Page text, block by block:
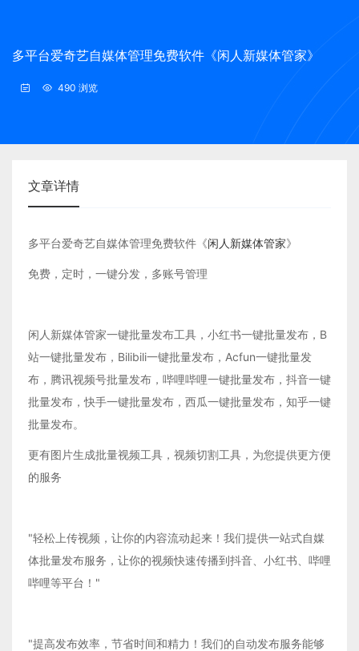
多平台爱奇艺自媒体管理免费软件《闲人新媒体管家》
490 浏览
文章详情
多平台爱奇艺自媒体管理免费软件《闲人新媒体管家》
免费，定时，一键分发，多账号管理
闲人新媒体管家一键批量发布工具，小红书一键批量发布，B
站一键批量发布，Bilibili一键批量发布，Acfun一键批量发
布，腾讯视频号批量发布，哔哩哔哩一键批量发布，抖音一键
批量发布，快手一键批量发布，西瓜一键批量发布，知乎一键
批量发布。
更有图片生成批量视频工具，视频切割工具，为您提供更方便
的服务
"轻松上传视频，让你的内容流动起来！我们提供一站式自媒
体批量发布服务，让你的视频快速传播到抖音、小红书、哔哩
哔哩等平台！"
"提高发布效率，节省时间和精力！我们的自动发布服务能够